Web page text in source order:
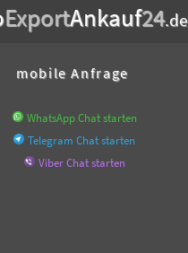
ExportAnkauf24.de
mobile Anfrage
WhatsApp Chat starten
Telegram Chat starten
Viber Chat starten